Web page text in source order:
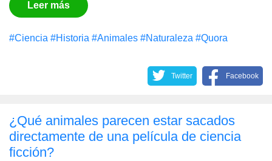
Leer más
#Сiencia #Historia #Animales #Naturaleza #Quora
Twitter Facebook
¿Qué animales parecen estar sacados
directamente de una película de ciencia
ficción?